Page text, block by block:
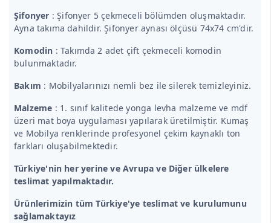
Şifonyer : Şifonyer 5 çekmeceli bölümden oluşmaktadır.
Ayna takıma dahildir. Şifonyer aynası ölçüsü 74x74 cm'dir.
Komodin : Takımda 2 adet çift çekmeceli komodin
bulunmaktadır.
Bakım : Mobilyalarınızı nemli bez ile silerek temizleyiniz.
Malzeme : 1. sınıf kalitede yonga levha malzeme ve mdf
üzeri mat boya uygulaması yapılarak üretilmiştir. Kumaş
ve Mobilya renklerinde profesyonel çekim kaynaklı ton
farkları oluşabilmektedir.
Türkiye'nin her yerine ve Avrupa ve Diğer ülkelere
teslimat yapılmaktadır.
Ürünlerimizin tüm Türkiye'ye teslimat ve kurulumunu
sağlamaktayız